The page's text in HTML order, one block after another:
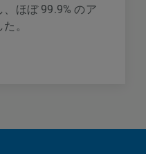
ほぼ 99.9% のア
。